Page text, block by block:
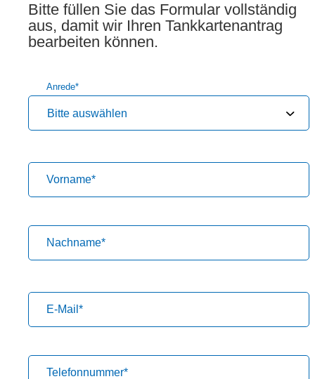
Bitte füllen Sie das Formular vollständig
aus, damit wir Ihren Tankkartenantrag
bearbeiten können.
Anrede*
Bitte auswählen
Vorname*
Nachname*
E-Mail *
Telefonnummer*